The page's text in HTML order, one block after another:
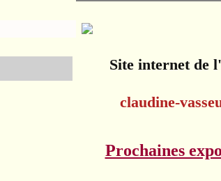
Site internet de
claudine-
Prochaines